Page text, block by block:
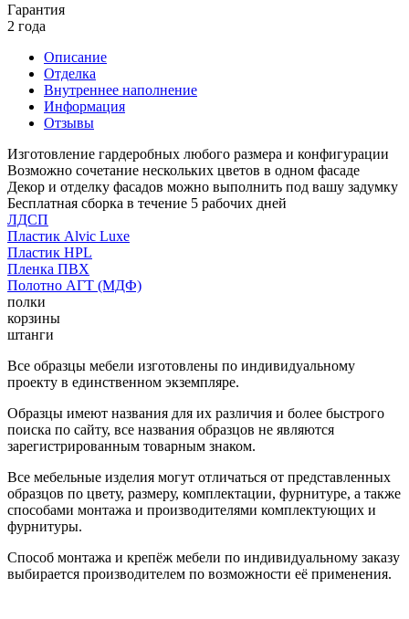
Гарантия
2 года
Описание
Отделка
Внутреннее наполнение
Информация
Отзывы
Изготовление гардеробных любого размера и конфигурации
Возможно сочетание нескольких цветов в одном фасаде
Декор и отделку фасадов можно выполнить под вашу задумку
Бесплатная сборка в течение 5 рабочих дней
ЛДСП
Пластик Alvic Luxe
Пластик HPL
Пленка ПВХ
Полотно АГТ (МДФ)
полки
корзины
штанги
Все образцы мебели изготовлены по индивидуальному
проекту в единственном экземпляре.
Образцы имеют названия для их различия и более быстрого
поиска по сайту, все названия образцов не являются
зарегистрированным товарным знаком.
Все мебельные изделия могут отличаться от представленных
образцов по цвету, размеру, комплектации, фурнитуре, а также
способами монтажа и производителями комплектующих и
фурнитуры.
Способ монтажа и крепёж мебели по индивидуальному заказу
выбирается производителем по возможности её применения.